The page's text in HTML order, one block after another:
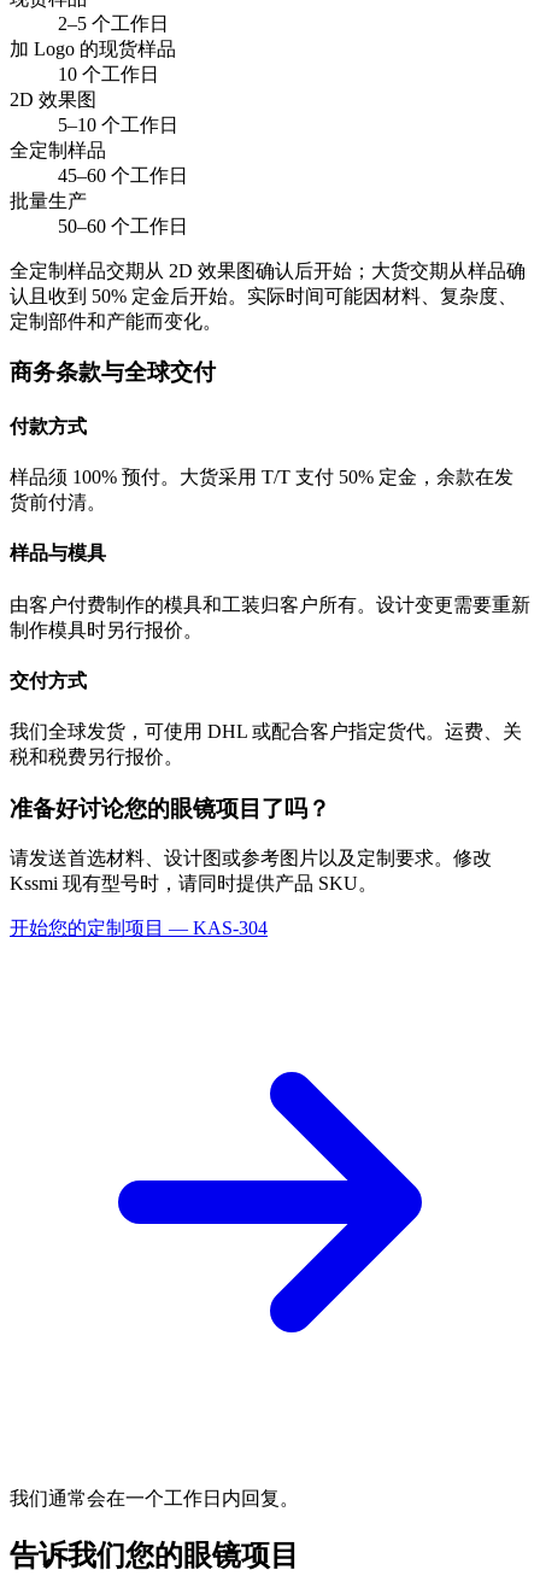
2–5 个工作日
加 Logo 的现货样品
10 个工作日
2D 效果图
5–10 个工作日
全定制样品
45–60 个工作日
批量生产
50–60 个工作日
全定制样品交期从 2D 效果图确认后开始；大货交期从样品确
认且收到 50% 定金后开始。实际时间可能因材料、复杂度、
定制部件和产能而变化。
商务条款与全球交付
付款方式
样品须 100% 预付。大货采用 T/T 支付 50% 定金，余款在发
货前付清。
样品与模具
由客户付费制作的模具和工装归客户所有。设计变更需要重新
制作模具时另行报价。
交付方式
我们全球发货，可使用 DHL 或配合客户指定货代。运费、关
税和税费另行报价。
准备好讨论您的眼镜项目了吗？
请发送首选材料、设计图或参考图片以及定制要求。修改
Kssmi 现有型号时，请同时提供产品 SKU。
开始您的定制项目 — KAS-304
我们通常会在一个工作日内回复。
告诉我们您的眼镜项目